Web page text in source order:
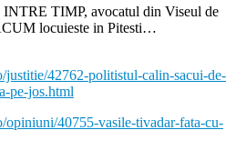
TIMP, avocatul din Viseul de
locuieste in Pitesti…
42762-politistul-calin-sacui-de-
pe-jos.html
40755-vasile-tivadar-fata-cu-